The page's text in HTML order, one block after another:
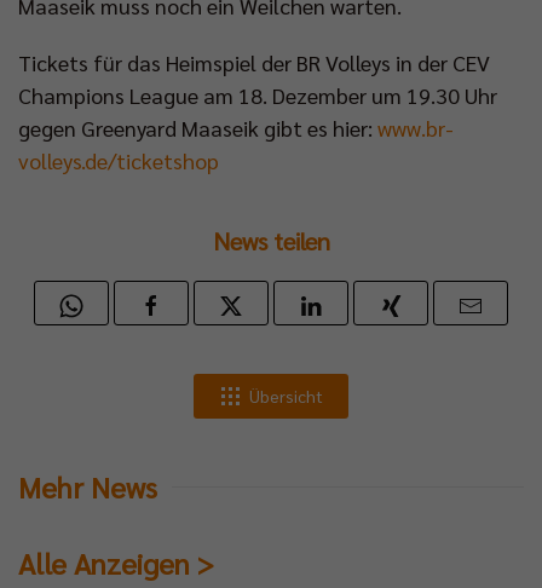
Tickets für das Heimspiel der BR Volleys in der CEV
Champions League am 18. Dezember um 19.30 Uhr
gegen Greenyard Maaseik gibt es hier: www.br-
volleys.de/ticketshop
News teilen
Übersicht
Mehr News
Alle Anzeigen >